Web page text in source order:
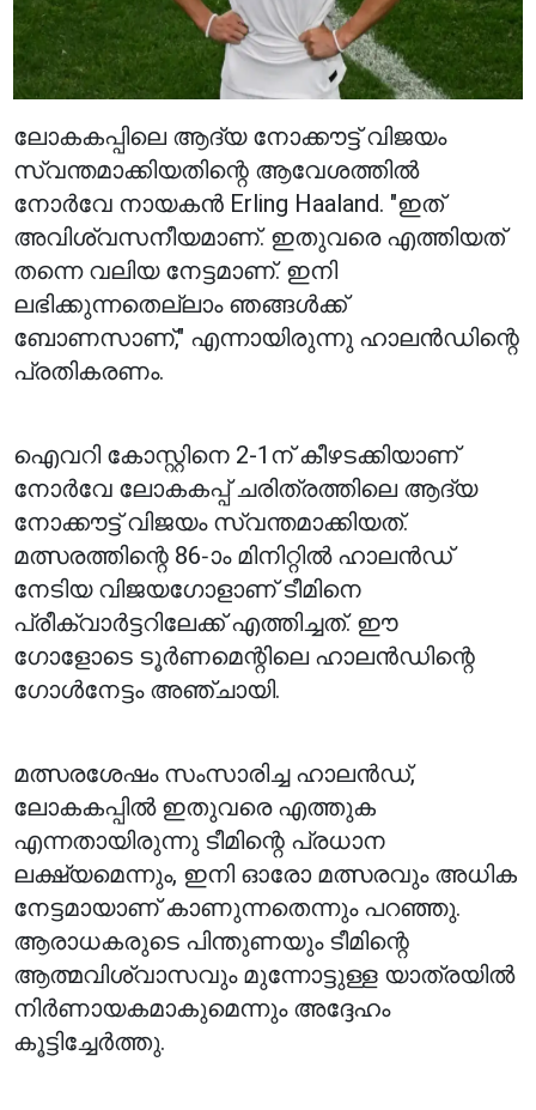
ലോകകപ്പിലെ ആദ്യ നോക്കൗട്ട് വിജയം
സ്വന്തമാക്കിയതിന്റെ ആവേശത്തിൽ
നോർവേ നായകൻ Erling Haaland. "ഇത്
അവിശ്വസനീയമാണ്. ഇതുവരെ എത്തിയത്
തന്നെ വലിയ നേട്ടമാണ്. ഇനി
ലഭിക്കുന്നതെല്ലാം ഞങ്ങൾക്ക്
ബോണസാണ്," എന്നായിരുന്നു ഹാലൻഡിന്റെ
പ്രതികരണം.
ഐവറി കോസ്റ്റിനെ 2-1ന് കീഴടക്കിയാണ്
നോർവേ ലോകകപ്പ് ചരിത്രത്തിലെ ആദ്യ
നോക്കൗട്ട് വിജയം സ്വന്തമാക്കിയത്.
മത്സരത്തിന്റെ 86-ാം മിനിറ്റിൽ ഹാലൻഡ്
നേടിയ വിജയഗോളാണ് ടീമിനെ
പ്രീക്വാർട്ടറിലേക്ക് എത്തിച്ചത്. ഈ
ഗോളോടെ ടൂർണമെന്റിലെ ഹാലൻഡിന്റെ
ഗോൾനേട്ടം അഞ്ചായി.
മത്സരശേഷം സംസാരിച്ച ഹാലൻഡ്,
ലോകകപ്പിൽ ഇതുവരെ എത്തുക
എന്നതായിരുന്നു ടീമിന്റെ പ്രധാന
ലക്ഷ്യമെന്നും, ഇനി ഓരോ മത്സരവും അധിക
നേട്ടമായാണ് കാണുന്നതെന്നും പറഞ്ഞു.
ആരാധകരുടെ പിന്തുണയും ടീമിന്റെ
ആത്മവിശ്വാസവും മുന്നോട്ടുള്ള യാത്രയിൽ
നിർണായകമാകുമെന്നും അദ്ദേഹം
കൂട്ടിച്ചേർത്തു.